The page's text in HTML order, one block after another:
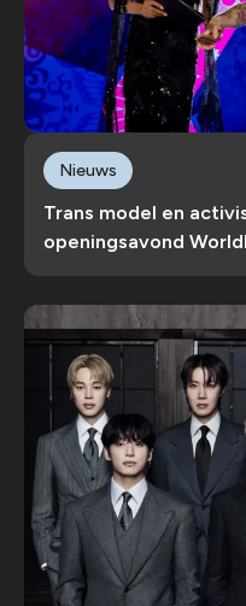
Trans model en
openingsavond
Nieuws